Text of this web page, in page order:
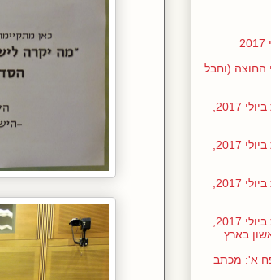
שערכתי החוצה (וחבל
בארץ
בכנסת ביולי 2017, נספח א': מכתב